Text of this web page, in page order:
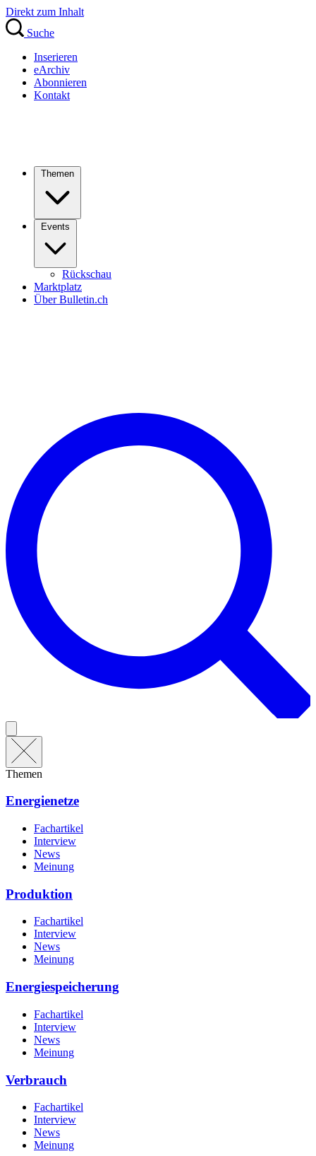
Direkt zum Inhalt
Suche
Inserieren
eArchiv
Abonnieren
Kontakt
Themen
Events
Rückschau
Marktplatz
Über Bulletin.ch
Themen
Energienetze
Fachartikel
Interview
News
Meinung
Produktion
Fachartikel
Interview
News
Meinung
Energiespeicherung
Fachartikel
Interview
News
Meinung
Verbrauch
Fachartikel
Interview
News
Meinung